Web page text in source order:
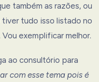
também as razões, ou
tudo isso listado no
. Vou exemplificar melhor.
ao consultório para
com esse tema pois é